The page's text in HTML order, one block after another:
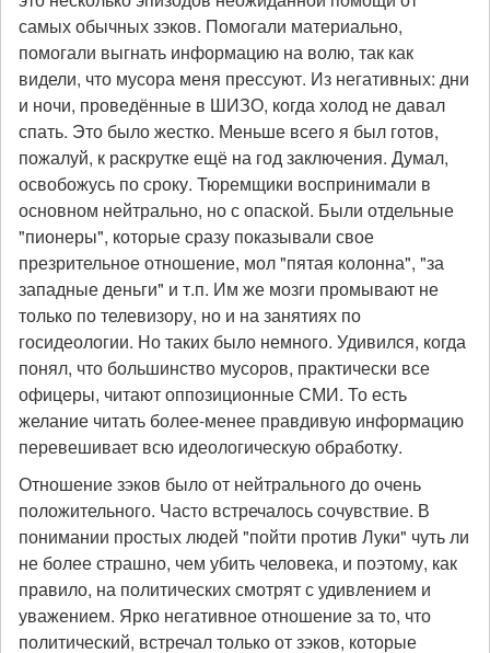
самых обычных зэков. Помогали материально,
помогали выгнать информацию на волю, так как
видели, что мусора меня прессуют. Из негативных: дни
и ночи, проведённые в ШИЗО, когда холод не давал
спать. Это было жестко. Меньше всего я был готов,
пожалуй, к раскрутке ещё на год заключения. Думал,
освобожусь по сроку. Тюремщики воспринимали в
основном нейтрально, но с опаской. Были отдельные
"пионеры", которые сразу показывали свое
презрительное отношение, мол "пятая колонна", "за
западные деньги" и т.п. Им же мозги промывают не
только по телевизору, но и на занятиях по
госидеологии. Но таких было немного. Удивился, когда
понял, что большинство мусоров, практически все
офицеры, читают оппозиционные СМИ. То есть
желание читать более-менее правдивую информацию
перевешивает всю идеологическую обработку.
Отношение зэков было от нейтрального до очень
положительного. Часто встречалось сочувствие. В
понимании простых людей "пойти против Луки" чуть ли
не более страшно, чем убить человека, и поэтому, как
правило, на политических смотрят с удивлением и
уважением. Ярко негативное отношение за то, что
политический, встречал только от зэков, которые